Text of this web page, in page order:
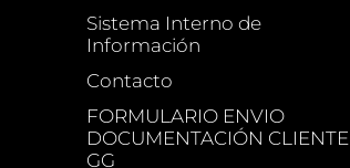
Sistema Interno de
Información
Contacto
FORMULARIO ENVIO
DOCUMENTACIÓN CLIENTE
GG